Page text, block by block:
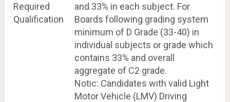
Required
Qualification
and 33% in each subject. For
Boards following grading system
minimum of D Grade (33-40) in
individual subjects or grade which
contains 33% and overall
aggregate of C2 grade.
Notic: Candidates with valid Light
Motor Vehicle (LMV) Driving